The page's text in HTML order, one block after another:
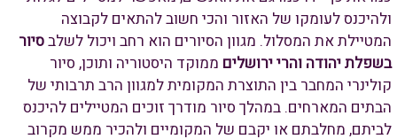
ולהיכנס לעומקו של האזור והכי חשוב להתאים לקבוצה
המטיילת את המסלול. מגוון הסיורים הוא רחב ויכול לשלבסיור
בשפלת יהודה והרי ירושלים ממוקד היסטוריה ותוכן, סיור
קולינרי המחבר בין התוצרת המקומית למגוון הרב תרבותי של
הבתים המארחים. במהלך סיור מודרך זוכים המטיילים להיכנס
לביתם, מחלבתם או יקבם של המקומיים ולהכיר ממש מקרוב